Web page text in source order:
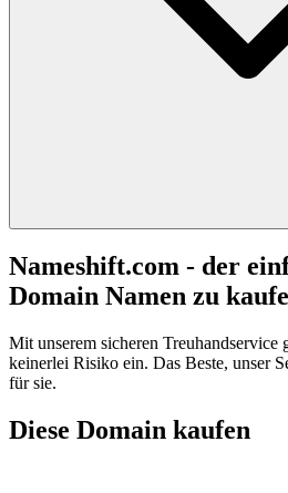
Nameshift.com - der
Domain Namen zu
Mit unserem sicheren Treuhandservice
keinerlei Risiko ein. Das Beste, unser
für sie.
Diese Domain kaufen